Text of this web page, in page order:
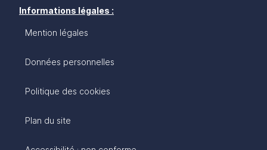
Informations légales :
Mention légales
Données personnelles
Politique des cookies
Plan du site